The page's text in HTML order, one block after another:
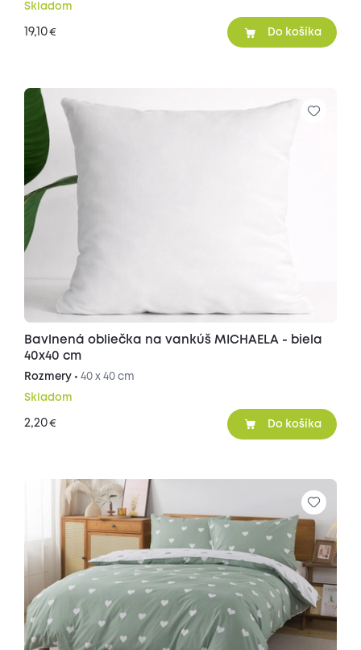
Skladom
19,10€ Do košíka
Bavlnená obliečka na vankúš MICHAELA - biela
40x40 cm
Rozmery • 40 x 40 cm
Skladom
2,20€ Do košíka